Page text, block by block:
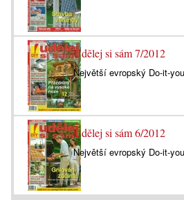
Udělej si sám 7/2012
Největší evropský Do-it-
Udělej si sám 6/2012
Největší evropský Do-it-